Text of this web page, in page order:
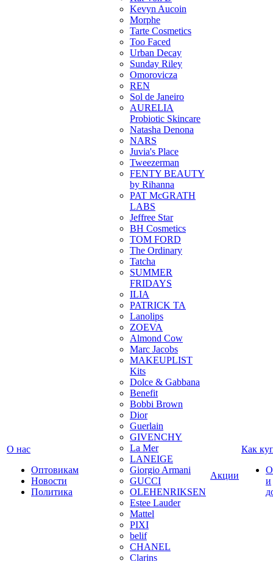
О нас
Оптовикам
Новости
Политика
Kevyn Aucoin
Morphe
Tarte Cosmetics
Too Faced
Urban Decay
Sunday Riley
Omorovicza
REN
Sol de Janeiro
AURELIA
Probiotic Skincare
Natasha Denona
NARS
Juvia's Place
Tweezerman
FENTY BEAUTY
by Rihanna
PAT McGRATH
LABS
Jeffree Star
BH Cosmetics
TOM FORD
The Ordinary
Tatcha
SUMMER
FRIDAYS
ILIA
PATRICK TA
Lanolips
ZOEVA
Almond Cow
Marc Jacobs
MAKEUPLIST
Kits
Dolce & Gabbana
Benefit
Bobbi Brown
Dior
Guerlain
GIVENCHY
La Mer
LANEIGE
Giorgio Armani
GUCCI
OLEHENRIKSEN
Estee Lauder
Mattel
PIXI
belif
CHANEL
Clarins
Акции
Как
и